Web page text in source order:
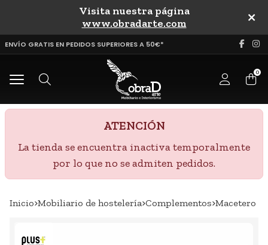
Visita nuestra página
www.obradarte.com
ENVÍO GRATIS EN PEDIDOS SUPERIORES A 50€*
0
ATENCIÓN
La tienda se encuentra inactiva temporalmente
por lo que no se admiten pedidos.
Inicio mobiliario de hostelería complementos macetero